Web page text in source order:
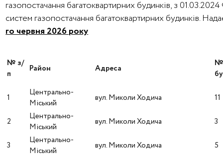
газопостачання багатоквартирних будинків, з
систем газопостачання багатоквартирних будинків.
го червня 2026 року
№ з/
п
Район Адреса
1
Центрально-
Міський
вул. Миколи Ходича 11
2
Центрально-
Міський
вул. Миколи Ходича 3
3
Центрально-
Міський
вул. Миколи Ходича 5